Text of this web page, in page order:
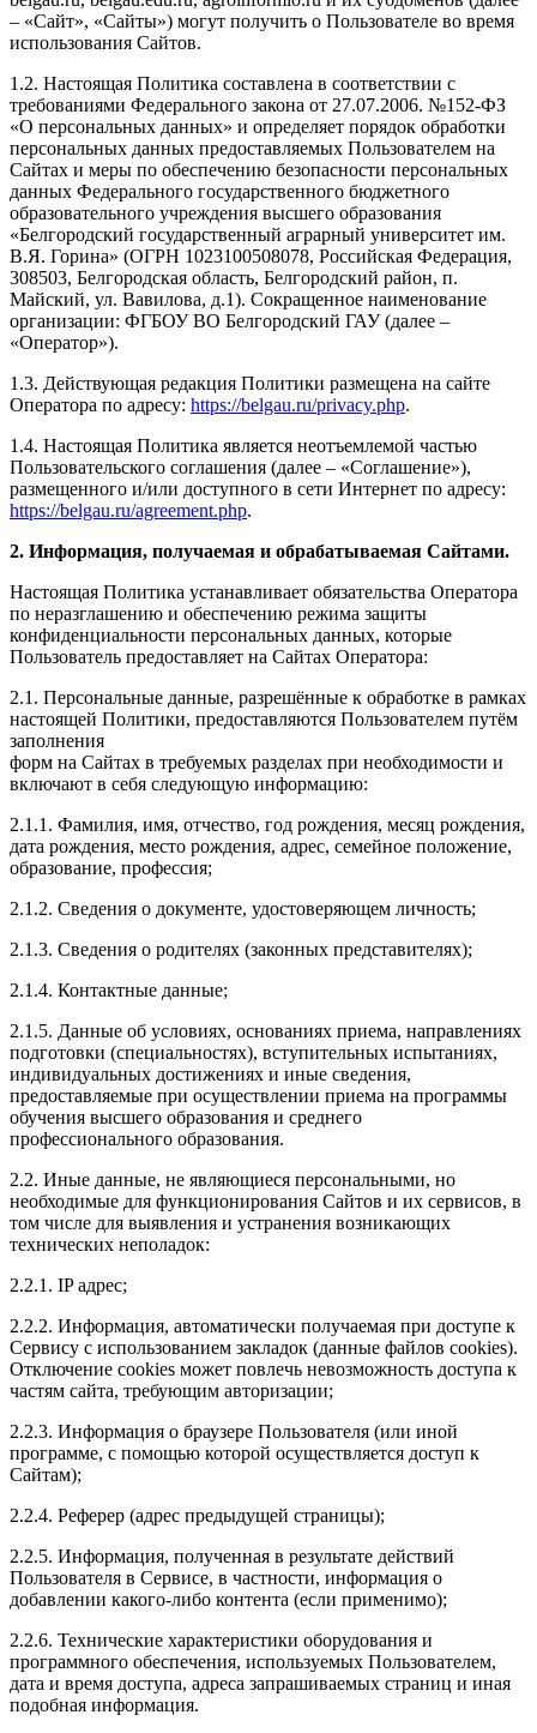
– «Сайт», «Сайты») могут получить о Пользователе во время
использования Сайтов.
1.2. Настоящая Политика составлена в соответствии с
требованиями Федерального закона от 27.07.2006. №152-ФЗ
«О персональных данных» и определяет порядок обработки
персональных данных предоставляемых Пользователем на
Сайтах и меры по обеспечению безопасности персональных
данных Федерального государственного бюджетного
образовательного учреждения высшего образования
«Белгородский государственный аграрный университет им.
В.Я. Горина» (ОГРН 1023100508078, Российская Федерация,
308503, Белгородская область, Белгородский район, п.
Майский, ул. Вавилова, д.1). Сокращенное наименование
организации: ФГБОУ ВО Белгородский ГАУ (далее –
«Оператор»).
1.3. Действующая редакция Политики размещена на сайте
Оператора по адресу: https://belgau.ru/privacy.php.
1.4. Настоящая Политика является неотъемлемой частью
Пользовательского соглашения (далее – «Соглашение»),
размещенного и/или доступного в сети Интернет по адресу:
https://belgau.ru/agreement.php.
2. Информация, получаемая и обрабатываемая Сайтами.
Настоящая Политика устанавливает обязательства Оператора
по неразглашению и обеспечению режима защиты
конфиденциальности персональных данных, которые
Пользователь предоставляет на Сайтах Оператора:
2.1. Персональные данные, разрешённые к обработке в рамках
настоящей Политики, предоставляются Пользователем путём
заполнения
форм на Сайтах в требуемых разделах при необходимости и
включают в себя следующую информацию:
2.1.1. Фамилия, имя, отчество, год рождения, месяц рождения,
дата рождения, место рождения, адрес, семейное положение,
образование, профессия;
2.1.2. Сведения о документе, удостоверяющем личность;
2.1.3. Сведения о родителях (законных представителях);
2.1.4. Контактные данные;
2.1.5. Данные об условиях, основаниях приема, направлениях
подготовки (специальностях), вступительных испытаниях,
индивидуальных достижениях и иные сведения,
предоставляемые при осуществлении приема на программы
обучения высшего образования и среднего
профессионального образования.
2.2. Иные данные, не являющиеся персональными, но
необходимые для функционирования Сайтов и их сервисов, в
том числе для выявления и устранения возникающих
технических неполадок:
2.2.1. IP адрес;
2.2.2. Информация, автоматически получаемая при доступе к
Сервису с использованием закладок (данные файлов cookies).
Отключение cookies может повлечь невозможность доступа к
частям сайта, требующим авторизации;
2.2.3. Информация о браузере Пользователя (или иной
программе, с помощью которой осуществляется доступ к
Сайтам);
2.2.4. Реферер (адрес предыдущей страницы);
2.2.5. Информация, полученная в результате действий
Пользователя в Сервисе, в частности, информация о
добавлении какого-либо контента (если применимо);
2.2.6. Технические характеристики оборудования и
программного обеспечения, используемых Пользователем,
дата и время доступа, адреса запрашиваемых страниц и иная
подобная информация.